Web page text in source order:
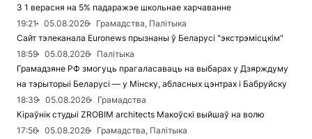
З 1 верасня на 5% падаражэе школьнае харчаванне
19:21
05.08.2026
Грамадства, Палітыка
Сайт тэлеканала Euronews прызнаны ў Беларусі "экстрэмісцкім"
18:59
05.08.2026
Палітыка
Грамадзяне РФ змогуць прагаласаваць на выбарах у Дзярждуму
на тэрыторыі Беларусі — у Мінску, абласных цэнтрах і Бабруйску
18:39
05.08.2026
Грамадства
Кіраўнік студыі ZROBIM architects Макоўскі выйшаў на волю
17:56
05.08.2026
Грамадства, Палітыка